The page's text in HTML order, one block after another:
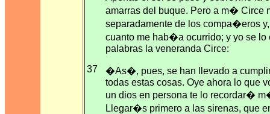
amarras del buque. Pero a m� Circe
separadamente de los compa�eros
cuanto me hab�a ocurrido; y yo se
palabras la veneranda Circe:
37
�As�, pues, se han llevado a
todas estas cosas. Oye ahora lo que
un dios en persona te lo recordar�
Llegar�s primero a las sirenas, que